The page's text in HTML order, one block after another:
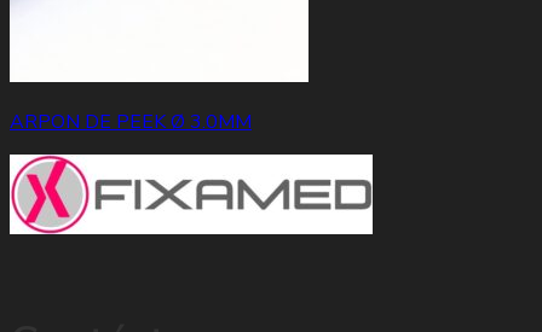
ARPON DE PEEK Ø 3.0MM